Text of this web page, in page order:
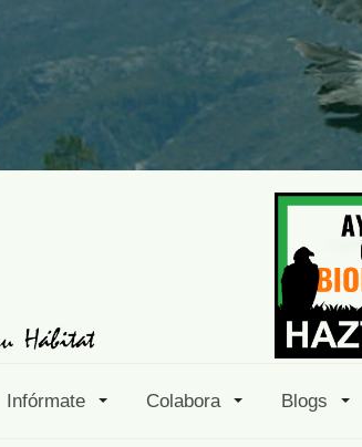
Infórmate Colabora Blogs